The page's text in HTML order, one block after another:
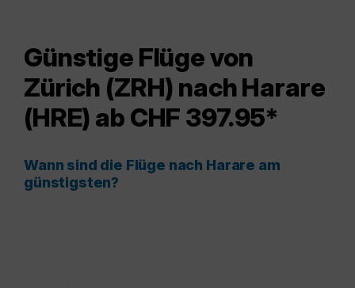
Günstige Flüge von
Zürich (ZRH) nach Harare
(HRE) ab CHF 397.95*
Wann sind die Flüge nach Harare am
günstigsten?